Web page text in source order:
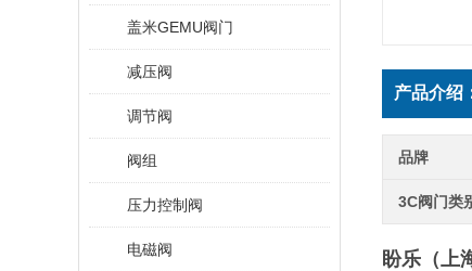
盖米GEMU阀门
减压阀
调节阀
阀组
压力控制阀
电磁阀
产品介绍
品牌
3C阀门类
盼乐（上